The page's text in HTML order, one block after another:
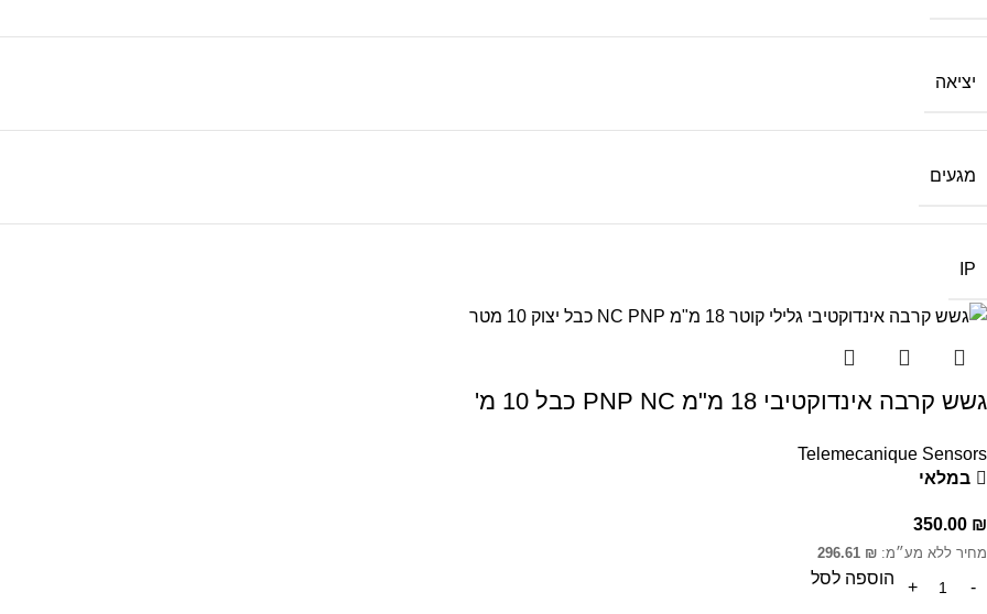
יציאה
מגעים
IP
גשש קרבה אינדוקטיבי 18 מ"מ PNP NC כבל 10 מ'
Telemecanique Sensors
במלאי
350.00 ₪
מחיר ללא מע״מ: 296.61 ₪
הוספה לסל